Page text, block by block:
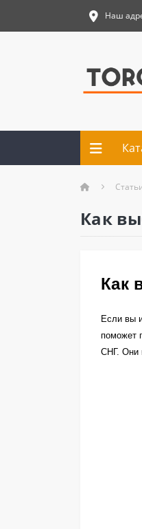
Наш
Как
Как
Если вы
поможет
СНГ. Они